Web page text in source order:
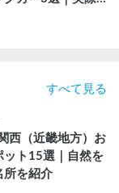
ビュー付き
すべて見る
西（近畿地方）お
ット15選｜自然を
所を紹介